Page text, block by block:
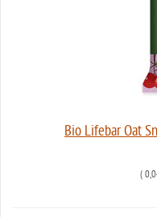
Bio Lifebar Oat
(